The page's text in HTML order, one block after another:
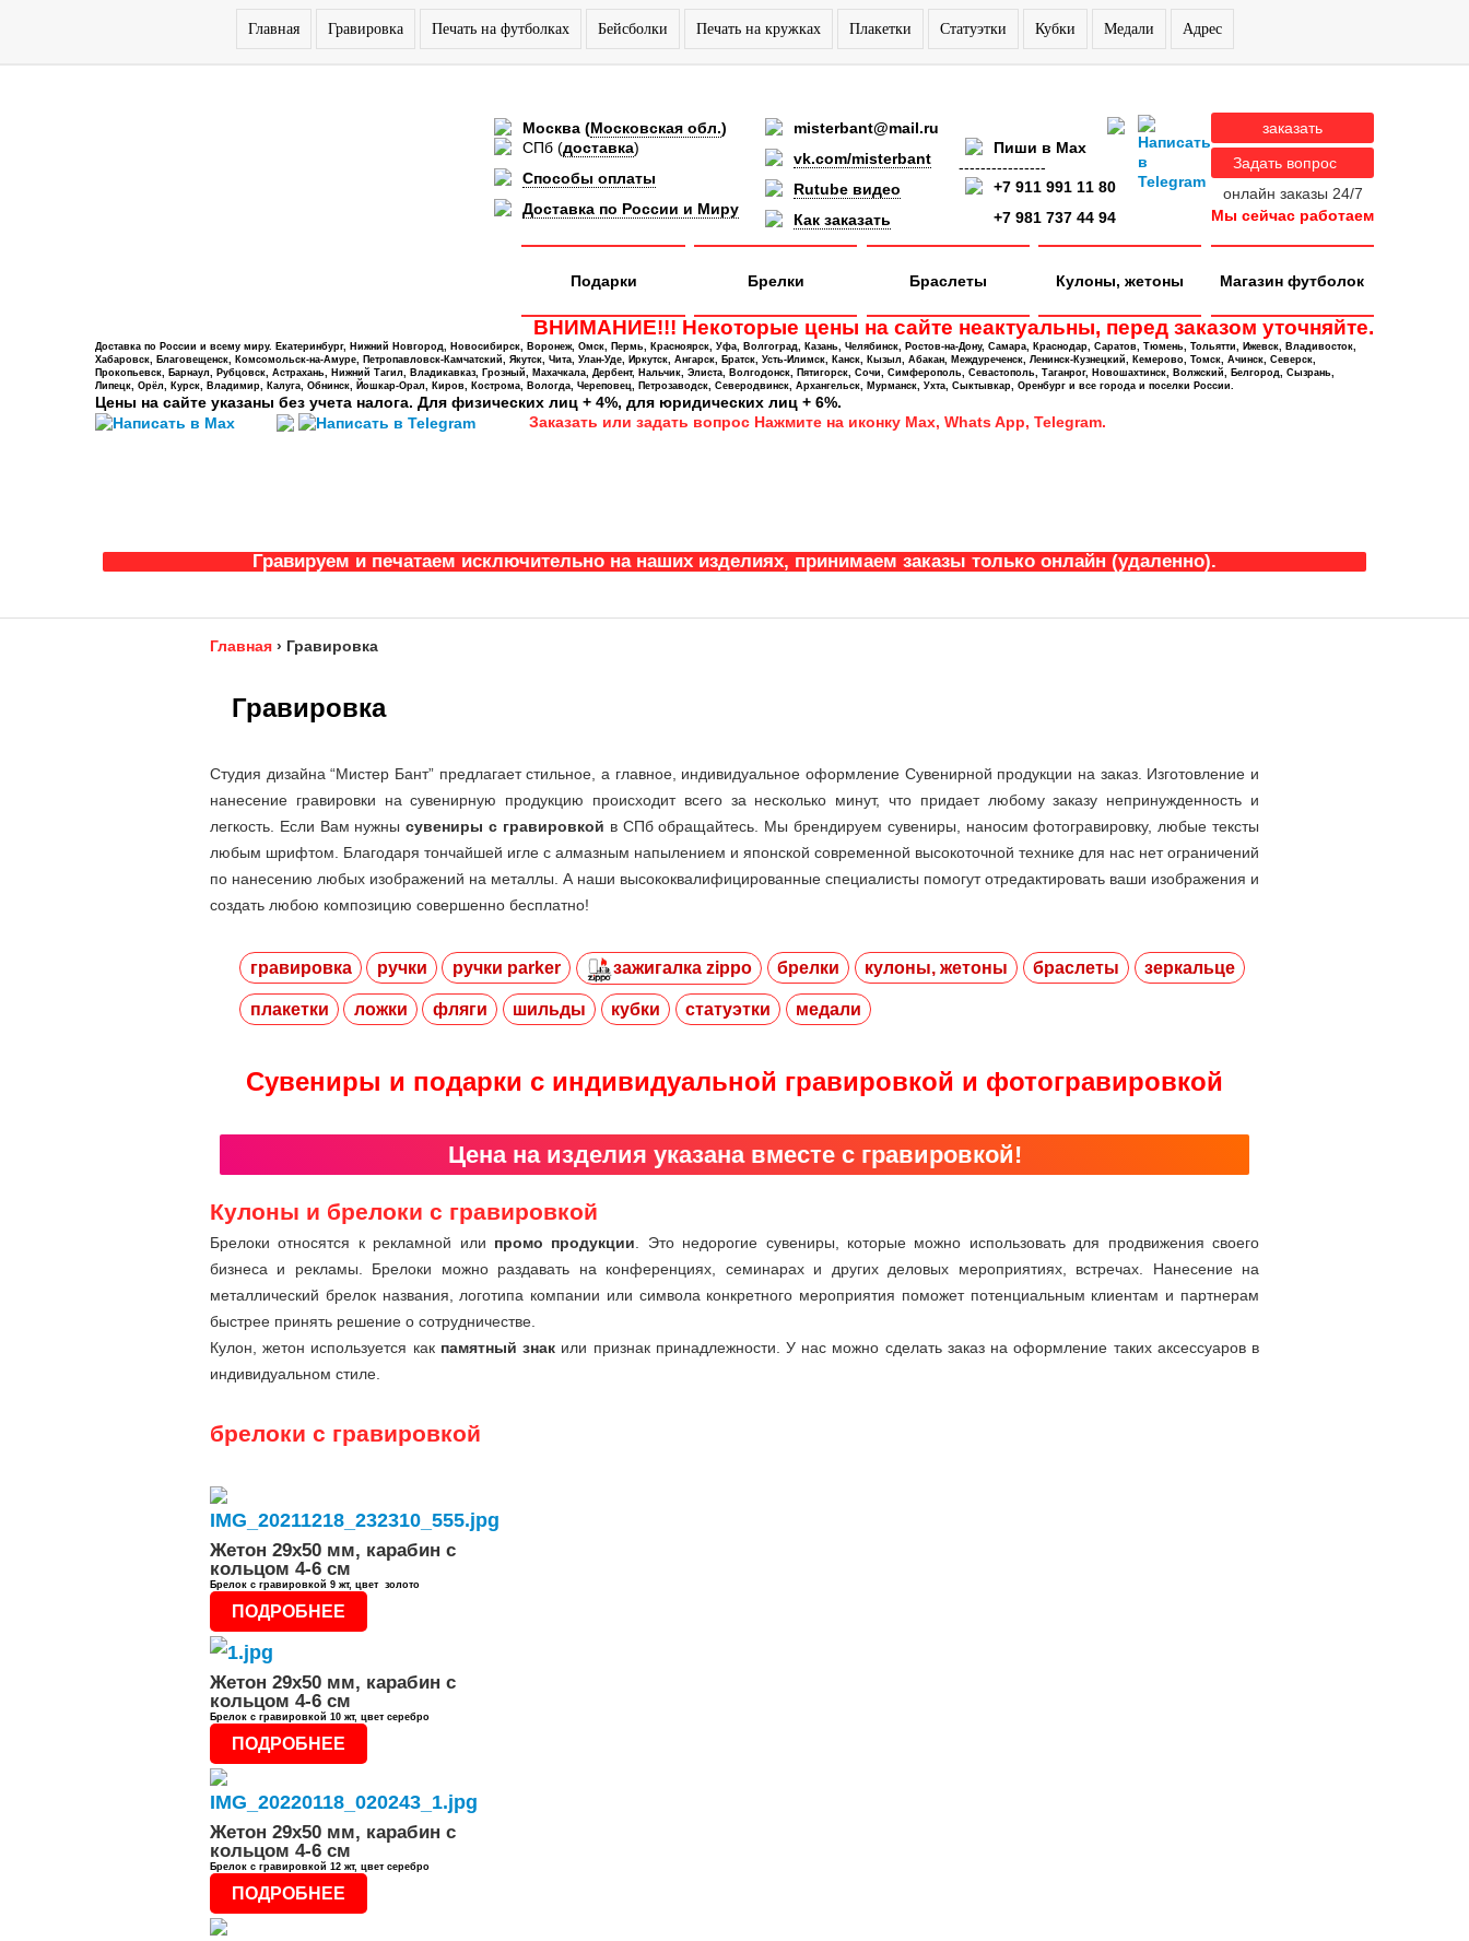
Главная Гравировка Печать на футболках Бейсболки Печать на кружках Плакетки Статуэтки Кубки Медали Адрес
Москва (Московская обл.)
СПб (доставка)
Способы оплаты
Доставка по России и Миру
misterbant@mail.ru
vk.com/misterbant
Rutube видео
Как заказать
Пиши в Max
----------------
+7 911 991 11 80
+7 981 737 44 94
заказать
Задать вопрос
онлайн заказы 24/7
Мы сейчас работаем
Магазин футболок
Кулоны, жетоны
Браслеты
Брелки
Подарки
ВНИМАНИЕ!!! Некоторые цены на сайте неактуальны, перед заказом уточняйте.
Доставка по России и всему миру. Екатеринбург, Нижний Новгород, Новосибирск, Воронеж, Омск, Пермь, Красноярск, Уфа, Волгоград, Казань, Челябинск, Ростов-на-Дону, Самара, Краснодар, Саратов, Тюмень, Тольятти, Ижевск, Владивосток,
Хабаровск, Благовещенск, Комсомольск-на-Амуре, Петропавловск-Камчатский, Якутск, Чита, Улан-Уде, Иркутск, Ангарск, Братск, Усть-Илимск, Канск, Кызыл, Абакан, Междуреченск, Ленинск-Кузнецкий, Кемерово, Томск, Ачинск, Северск,
Прокопьевск, Барнаул, Рубцовск, Астрахань, Нижний Тагил, Владикавказ, Грозный, Махачкала, Дербент, Нальчик, Элиста, Волгодонск, Пятигорск, Сочи, Симферополь, Севастополь, Таганрог, Новошахтинск, Волжский, Белгород, Сызрань,
Липецк, Орёл, Курск, Владимир, Калуга, Обнинск, Йошкар-Орал, Киров, Кострома, Вологда, Череповец, Петрозаводск, Северодвинск, Архангельск, Мурманск, Ухта, Сыктывкар, Оренбург и все города и поселки России.
Цены на сайте указаны без учета налога. Для физических лиц + 4%, для юридических лиц + 6%.
Заказать или задать вопрос Нажмите на иконку Max, Whats App, Telegram.
Гравируем и печатаем исключительно на наших изделиях, принимаем заказы только онлайн (удаленно).
Главная › Гравировка
Гравировка
Студия дизайна “Мистер Бант” предлагает стильное, а главное, индивидуальное оформление Сувенирной продукции на заказ. Изготовление и
нанесение гравировки на сувенирную продукцию происходит всего за несколько минут, что придает любому заказу непринужденность и
легкость. Если Вам нужнысувениры с гравировкой в СПб обращайтесь. Мы брендируем сувениры, наносим фотогравировку, любые тексты
любым шрифтом. Благодаря тончайшей игле с алмазным напылением и японской современной высокоточной технике для нас нет ограничений
по нанесению любых изображений на металлы. А наши высококвалифицированные специалисты помогут отредактировать ваши изображения и
создать любою композицию совершенно бесплатно!
гравировка ручки ручки parker зажигалка zippo брелки кулоны, жетоны браслеты зеркальце
плакетки ложки фляги шильды кубки статуэтки медали
Сувениры и подарки с индивидуальной гравировкой и фотогравировкой
Цена на изделия указана вместе с гравировкой!
Кулоны и брелоки с гравировкой
Брелоки относятся к рекламной или промо продукции . Это недорогие сувениры, которые можно использовать для продвижения своего
бизнеса и рекламы. Брелоки можно раздавать на конференциях, семинарах и других деловых мероприятиях, встречах. Нанесение на
металлический брелок названия, логотипа компании или символа конкретного мероприятия поможет потенциальным клиентам и партнерам
быстрее принять решение о сотрудничестве.
Кулон, жетон используется как памятный знак или признак принадлежности. У нас можно сделать заказ на оформление таких аксессуаров в
индивидуальном стиле.
брелоки с гравировкой
Жетон 29х50 мм, карабин с
кольцом 4-6 см
Брелок с гравировкой 9 жт, цвет золото
ПОДРОБНЕЕ
Жетон 29х50 мм, карабин с
кольцом 4-6 см
Брелок с гравировкой 10 жт, цвет серебро
ПОДРОБНЕЕ
Жетон 29х50 мм, карабин с
кольцом 4-6 см
Брелок с гравировкой 12 жт, цвет серебро
ПОДРОБНЕЕ